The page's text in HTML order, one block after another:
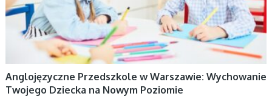
Anglojęzyczne Przedszkole w Warszawie: Wychowanie
Twojego Dziecka na Nowym Poziomie